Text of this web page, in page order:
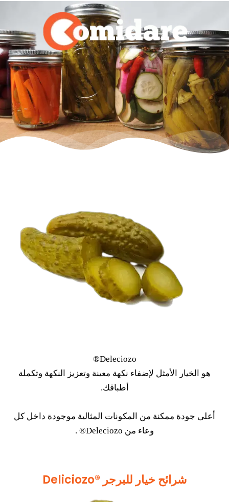
Deleciozo®
هو الخيار الأمثل لإضفاء نكهة معينة وتعزيز النكهة وتكملة
أطباقك.
أعلى جودة ممكنة من المكونات المثالية موجودة داخل كل
وعاء من Deleciozo® .
Deliciozo® شرائح خیار للبرجر